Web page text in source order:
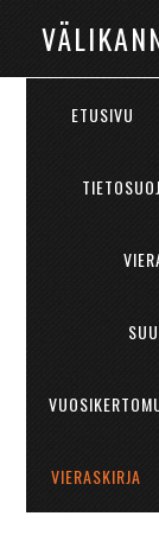
ETUSIVU
VIERASKIRJA